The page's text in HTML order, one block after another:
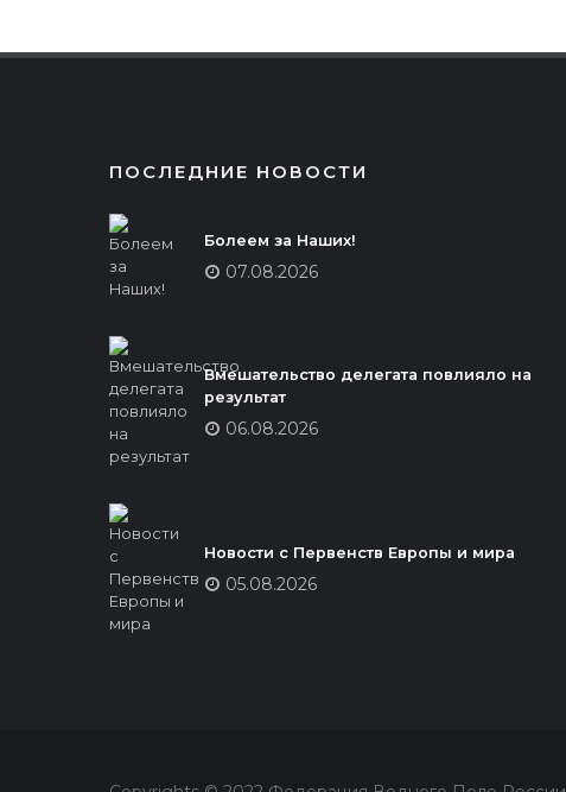
ПОСЛЕДНИЕ НОВОСТИ
Болеем за Наших!
07.08.2026
Вмешательство делегата повлияло на
результат
06.08.2026
Новости с Первенств Европы и мира
05.08.2026